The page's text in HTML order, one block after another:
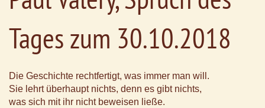
Tages zum 30.10.2018
Die Geschichte rechtfertigt, was immer man will.
Sie lehrt überhaupt nichts, denn es gibt nichts,
was sich mit ihr nicht beweisen ließe.